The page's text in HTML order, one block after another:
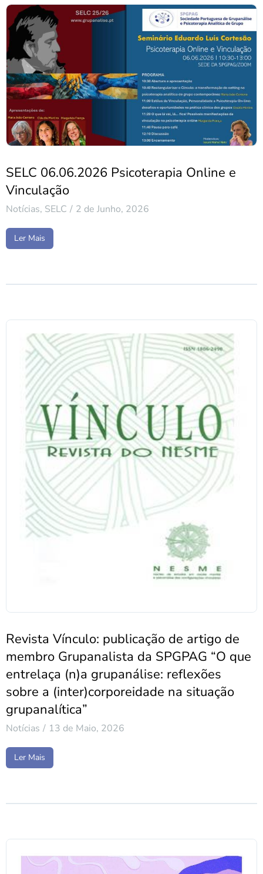
SELC 06.06.2026 Psicoterapia Online e
Vinculação
Notícias, SELC 2 de Junho, 2026
Ler Mais
Revista Vínculo: publicação de artigo de
membro Grupanalista da SPGPAG “O que
entrelaça (n)a grupanálise: reflexões
sobre a (inter)corporeidade na situação
grupanalítica”
Notícias 13 de Maio, 2026
Ler Mais